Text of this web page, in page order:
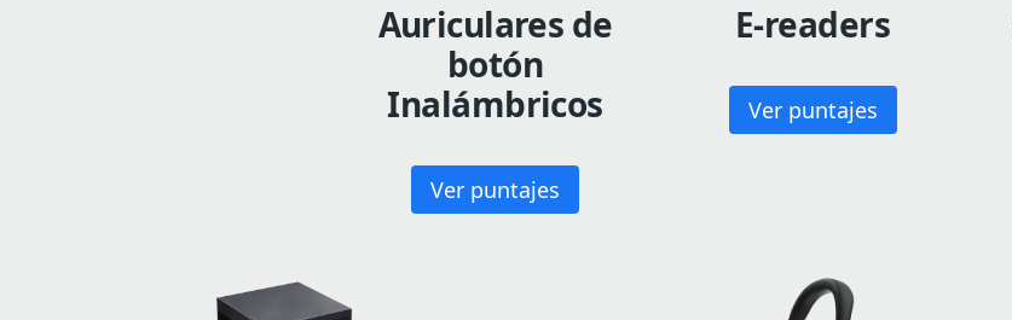
Auriculares de
botón
Inalámbricos
Ver puntajes
E-readers
Ver puntajes